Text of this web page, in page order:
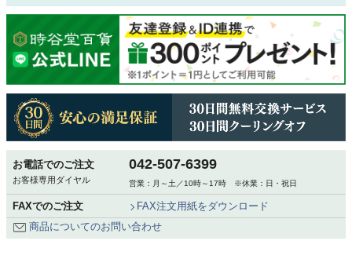
お電話でのご注文
お客様専用ダイヤル
042-507-6399
営業：月～土／10時～17時 ※休業：日・祝日
FAXでのご注文
FAX注文用紙をダウンロード
商品についてのお問い合わせ